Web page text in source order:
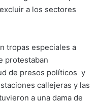
a los sectores
tropas especiales a
protestaban
de presos políticos y
callejeras y las
a una dama de